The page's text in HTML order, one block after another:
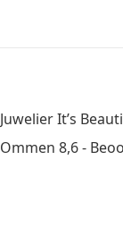
Juwelier It’s
Ommen 8,6 -